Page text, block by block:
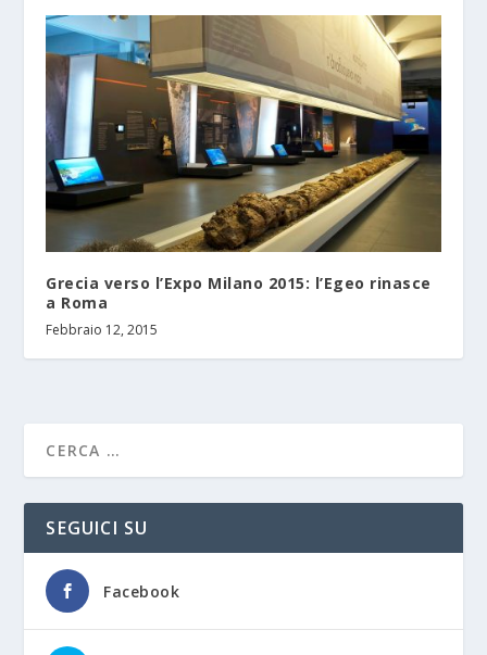
Grecia verso l’Expo Milano 2015: l’Egeo rinasce
a Roma
Febbraio 12, 2015
SEGUICI SU
Facebook